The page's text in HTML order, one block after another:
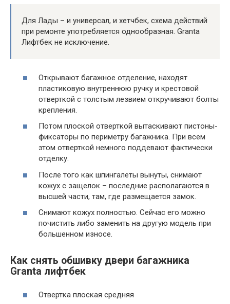
Для Лады – и универсал, и хетчбек, схема действий
при ремонте употребляется однообразная. Granta
Лифтбек не исключение.
Открывают багажное отделение, находят
пластиковую внутреннюю ручку и крестовой
отверткой с толстым лезвием откручивают болты
крепления.
Потом плоской отверткой вытаскивают пистоны-
фиксаторы по периметру багажника. При всем
этом отверткой немного поддевают фактически
отделку.
После того как шпингалеты вынуты, снимают
кожух с защелок – последние располагаются в
высшей части, там, где размещается замок.
Снимают кожух полностью. Сейчас его можно
почистить либо заменить на другую модель при
большенном износе.
Как снять обшивку двери багажника
Granta лифтбек
Отвертка плоская средняя